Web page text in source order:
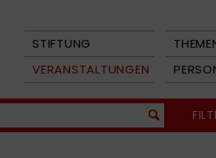
STIFTUNG
VERANSTALTUNGEN